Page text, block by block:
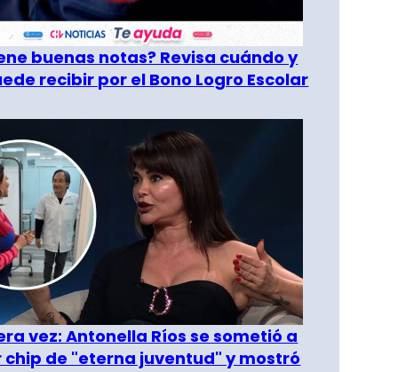
buenas notas? Revisa cuándo y
recibir por el Bono Logro Escolar
vez: Antonella Ríos se sometió a
de "eterna juventud" y mostró